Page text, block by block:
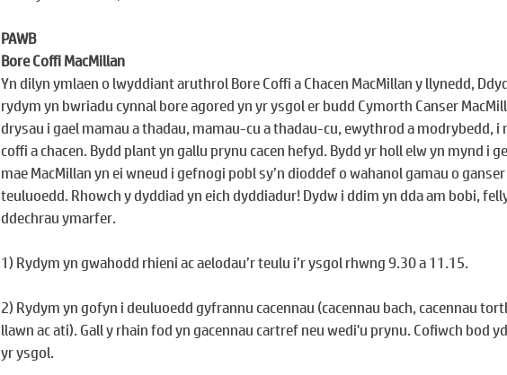
PAWB
Bore Coffi MacMillan
Yn dilyn ymlaen o lwyddiant aruthrol Bore Coffi a Chacen MacMillan y llynedd,
rydym yn bwriadu cynnal bore agored yn yr ysgol er budd Cymorth Canser
drysau i gael mamau a thadau, mamau-cu a thadau-cu, ewythrod a modrybedd, i
coffi a chacen. Bydd plant yn gallu prynu cacen hefyd. Bydd yr holl elw yn mynd i
mae MacMillan yn ei wneud i gefnogi pobl sy’n dioddef o wahanol gamau o
teuluoedd. Rhowch y dyddiad yn eich dyddiadur! Dydw i ddim yn dda am bobi,
ddechrau ymarfer.
1) Rydym yn gwahodd rhieni ac aelodau’r teulu i’r ysgol rhwng 9.30 a 11.15.
2) Rydym yn gofyn i deuluoedd gyfrannu cacennau (cacennau bach, cacennau
llawn ac ati). Gall y rhain fod yn gacennau cartref neu wedi'u prynu. Cofiwch bod
yr ysgol.